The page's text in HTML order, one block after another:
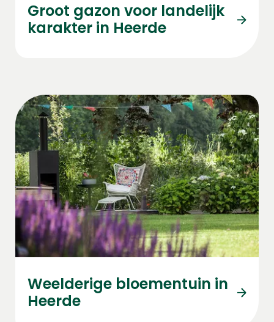
Groot gazon voor landelijk
karakter in Heerde
Weelderige bloementuin in
Heerde